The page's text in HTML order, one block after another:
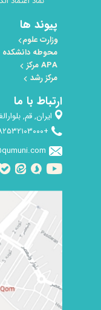
پیوند ها
وزارت علوم
محوطه دانشکده
APA مرکز
مرکز رشد
ارتباط با ما
ایران, قم,
+۹۸۲۵۳۲۱۰۳۰۰۰